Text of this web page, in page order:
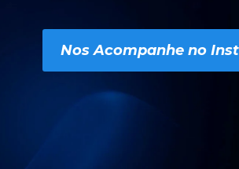
Nos Acompanhe no